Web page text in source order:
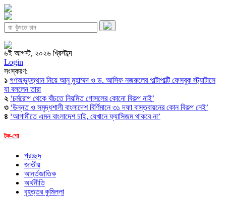
৬ই আগস্ট, ২০২৬ খ্রিস্টাব্দ
Login
সংস্করণ:
১ গণঅভ্যুত্থান নিয়ে আনু মুহাম্মদ ও ড. আসিফ নজরুলের পাল্টাপাল্টি ফেসবুক স্ট্যাটাসে
যা বললেন তারা
২ ‘চর্মরোগ থেকে বাঁচতে নিয়মিত গোসলের কোনো বিকল্প নাই’
৩ ‘উন্নত ও সমৃদ্ধশালী বাংলাদেশ বির্ণিমানে ৩১ দফা বাস্তবায়নের কোন বিকল্প নেই’
৪ ‘আগামীতে এমন বাংলাদেশ চাই, যেখানে ফ্যাসিজম থাকবে না’
টক-শো
প্রচ্ছদ
জাতীয়
আর্ন্তজাতিক
অর্থনীতি
বৃহত্তর কুমিল্লা